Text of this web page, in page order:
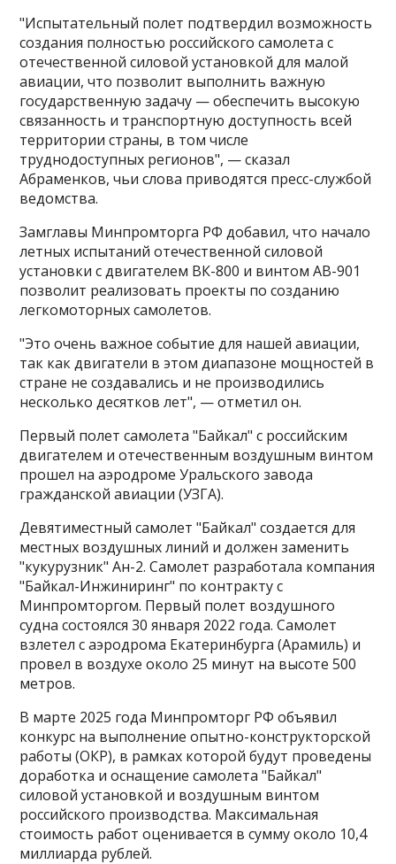
"Испытательный полет подтвердил возможность
создания полностью российского самолета с
отечественной силовой установкой для малой
авиации, что позволит выполнить важную
государственную задачу — обеспечить высокую
связанность и транспортную доступность всей
территории страны, в том числе
труднодоступных регионов", — сказал
Абраменков, чьи слова приводятся пресс-службой
ведомства​​​.
Замглавы Минпромторга РФ добавил, что начало
летных испытаний отечественной силовой
установки с двигателем ВК-800 и винтом АВ-901
позволит реализовать проекты по созданию
легкомоторных самолетов.
"Это очень важное событие для нашей авиации,
так как двигатели в этом диапазоне мощностей в
стране не создавались и не производились
несколько десятков лет", — отметил он.
Первый полет самолета "Байкал" с российским
двигателем и отечественным воздушным винтом
прошел на аэродроме Уральского завода
гражданской авиации (УЗГА).
Девятиместный самолет "Байкал" создается для
местных воздушных линий и должен заменить
"кукурузник" Ан-2. Самолет разработала компания
"Байкал-Инжиниринг" по контракту с
Минпромторгом. Первый полет воздушного
судна состоялся 30 января 2022 года. Самолет
взлетел с аэродрома Екатеринбурга (Арамиль) и
провел в воздухе около 25 минут на высоте 500
метров.
В марте 2025 года Минпромторг РФ объявил
конкурс на выполнение опытно-конструкторской
работы (ОКР), в рамках которой будут проведены
доработка и оснащение самолета "Байкал"
силовой установкой и воздушным винтом
российского производства. Максимальная
стоимость работ оценивается в сумму около 10,4
миллиарда рублей.